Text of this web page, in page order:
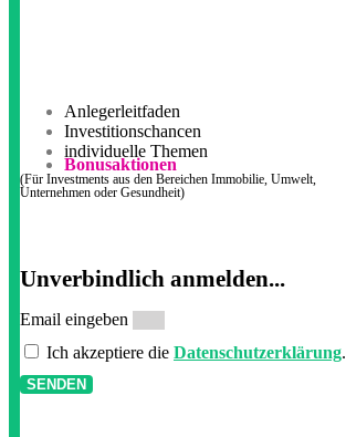
Anlegerleitfaden
Investitionschancen
individuelle Themen
Bonusaktionen
(Für Investments aus den Bereichen Immobilie, Umwelt,
Unternehmen oder Gesundheit)
Unverbindlich anmelden...
Email eingeben
Ich akzeptiere die Datenschutzerklärung.
SENDEN